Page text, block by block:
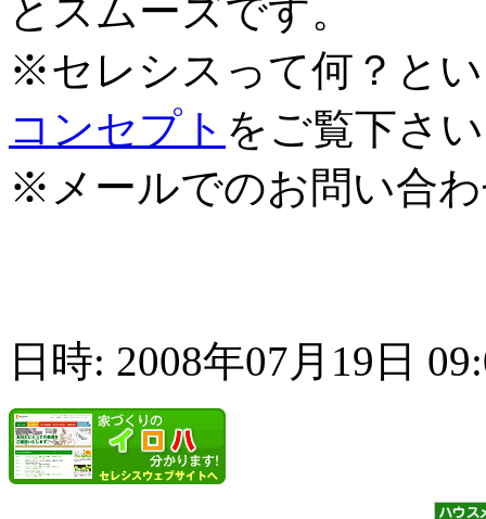
とスムーズです。
※セレシスって何？と
コンセプト をご覧下さ
※メールでのお問い合
日時: 2008年07月19日